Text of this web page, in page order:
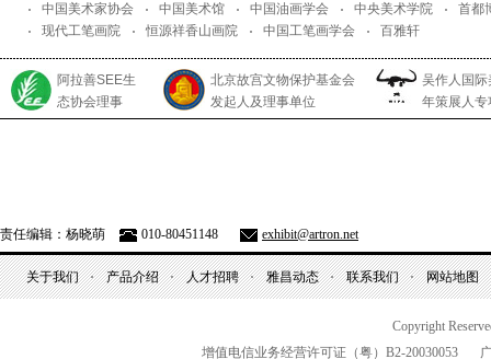
中国美术家协会 中国美术馆 中国油画学会 中央美术学院
首都
现代工笔画院
恒源祥香山画院 中国工笔画学会 百雅轩
阿拉善SEE生
态协会理事
北京故宫文物保护基金会
发起人及理事单位
吴作人国
年策展人专
责任编辑：杨晓萌 010-80451148 exhibit@artron.net
关于我们 产品介绍 人才招聘 雅昌动态 联系我们 网站地图
Copyright
增值电信业务经营许可证（粤） B2-20030053